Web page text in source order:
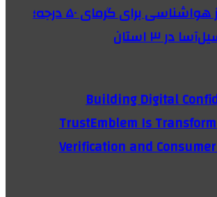
هشدار قرمز هواشناسی برای گرمای ۵۰ درجه؛
در ۳ استان
Building Digital
TrustEmblem Is
Verification and